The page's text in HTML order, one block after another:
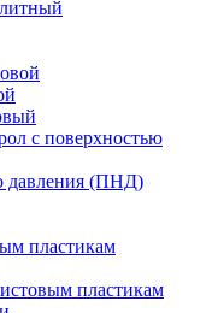
с поверхностью
давления (ПНД)
пластикам
пластикам